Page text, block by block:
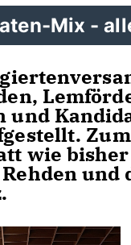
Mix -
und
wie
und